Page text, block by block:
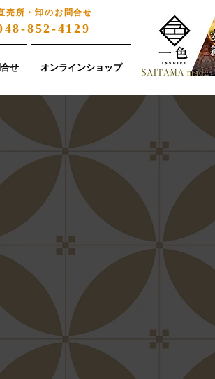
売所・卸のお問合せ
852-4129
せ オンラインショップ